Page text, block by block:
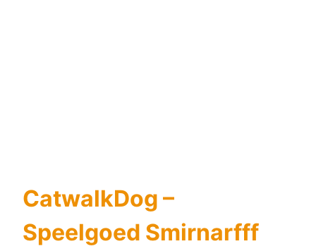
CatwalkDog –
Speelgoed Smirnarfff